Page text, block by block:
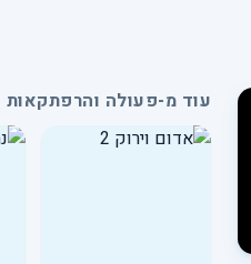
עוד מ-פעולה והרפתקאות